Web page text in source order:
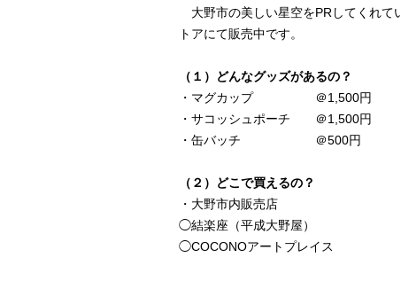
大野市の美しい星空をPRしてくれて
トアにて販売中です。
（１）どんなグッズがあるの？
・マグカップ ＠1,500円
・サコッシュポーチ ＠1,500円
・缶バッチ ＠500円
（２）どこで買えるの？
・大野市内販売店
◯結楽座（平成大野屋）
◯COCONOアートプレイス